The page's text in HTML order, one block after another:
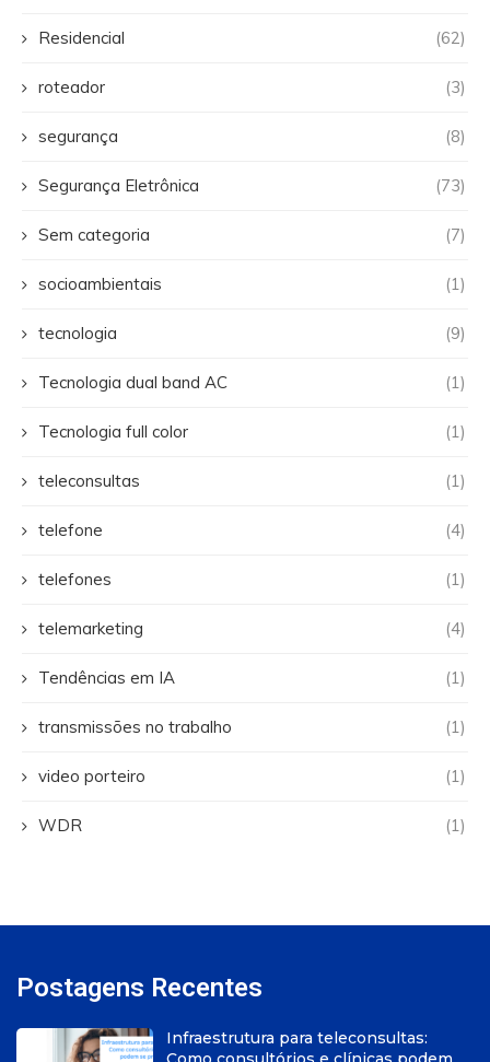
Residencial (62)
roteador (3)
segurança (8)
Segurança Eletrônica (73)
Sem categoria (7)
socioambientais (1)
tecnologia (9)
Tecnologia dual band AC (1)
Tecnologia full color (1)
teleconsultas (1)
telefone (4)
telefones (1)
telemarketing (4)
Tendências em IA (1)
transmissões no trabalho (1)
video porteiro (1)
WDR (1)
Postagens Recentes
Infraestrutura para teleconsultas: